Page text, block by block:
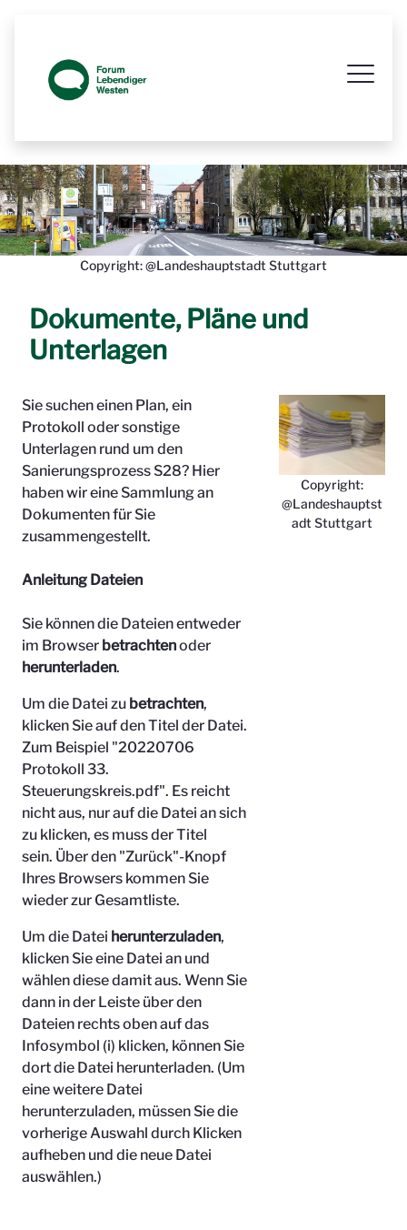
Copyright: @Landeshauptstadt Stuttgart
Dokumente, Pläne und
Unterlagen
Sie suchen einen Plan, ein
Protokoll oder sonstige
Unterlagen rund um den
Sanierungsprozess S28? Hier
haben wir eine Sammlung an
Dokumenten für Sie
zusammengestellt.
Anleitung Dateien
Sie können die Dateien entweder
im Browser betrachtenoder
herunterladen.
Um die Datei zu betrachten,
klicken Sie auf den Titel der Datei.
Zum Beispiel "20220706
Protokoll 33.
Steuerungskreis.pdf". Es reicht
nicht aus, nur auf die Datei an sich
zu klicken, es muss der Titel
sein. Über den "Zurück"-Knopf
Ihres Browsers kommen Sie
wieder zur Gesamtliste.
Um die Datei herunterzuladen,
klicken Sie eine Datei an und
wählen diese damit aus. Wenn Sie
dann in der Leiste über den
Dateien rechts oben auf das
Infosymbol (i) klicken, können Sie
dort die Datei herunterladen. (Um
eine weitere Datei
herunterzuladen, müssen Sie die
vorherige Auswahl durch Klicken
aufheben und die neue Datei
auswählen.)
Copyright:
@Landeshauptst
adt Stuttgart